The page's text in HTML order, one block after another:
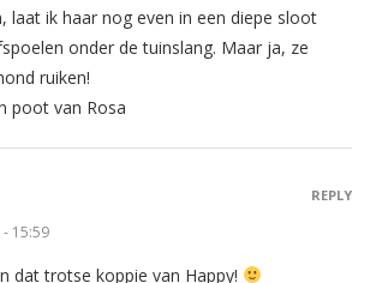
laat ik haar nog even in een diepe sloot
onder de tuinslang. Maar ja, ze
ruiken!
poot van Rosa
15:59
dat trotse koppie van Happy!
REPLY